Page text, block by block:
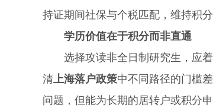
持证期间社保与个税匹配，维持积分
学历价值在于积分而非直通
选择攻读非全日制研究生，应着
清 上海落户政策中不同路径的门槛
问题，但能为长期的居转户或积分